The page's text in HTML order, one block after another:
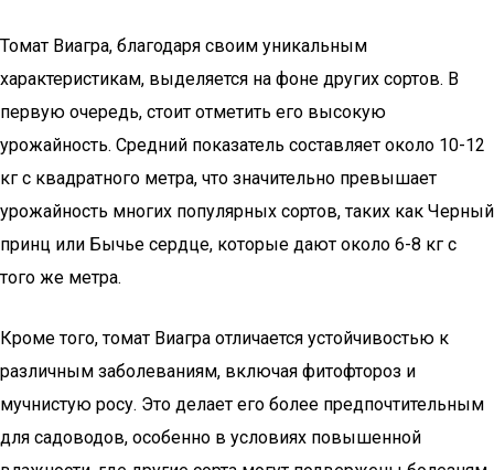
Томат Виагра, благодаря своим уникальным
характеристикам, выделяется на фоне других сортов. В
первую очередь, стоит отметить его высокую
урожайность. Средний показатель составляет около 10-12
кг с квадратного метра, что значительно превышает
урожайность многих популярных сортов, таких как Черный
принц или Бычье сердце, которые дают около 6-8 кг с
того же метра.
Кроме того, томат Виагра отличается устойчивостью к
различным заболеваниям, включая фитофтороз и
мучнистую росу. Это делает его более предпочтительным
для садоводов, особенно в условиях повышенной